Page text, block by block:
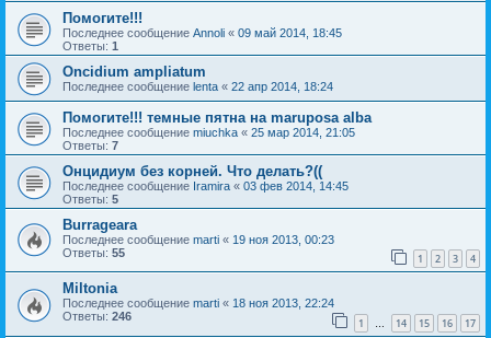
Помогите!!!
Последнее сообщение Annoli « 09 май 2014, 18:45
Ответы: 1
Oncidium ampliatum
Последнее сообщение lenta « 22 апр 2014, 18:24
Помогите!!! темные пятна на maruposa alba
Последнее сообщение miuchka « 25 мар 2014, 21:05
Ответы: 7
Онцидиум без корней. Что делать?((
Последнее сообщение Iramira « 03 фев 2014, 14:45
Ответы: 5
Burrageara
Последнее сообщение marti « 19 ноя 2013, 00:23
Ответы: 55 1 2 3 4
Miltonia
Последнее сообщение marti « 18 ноя 2013, 22:24
Ответы: 246 1 … 14 15 16 17